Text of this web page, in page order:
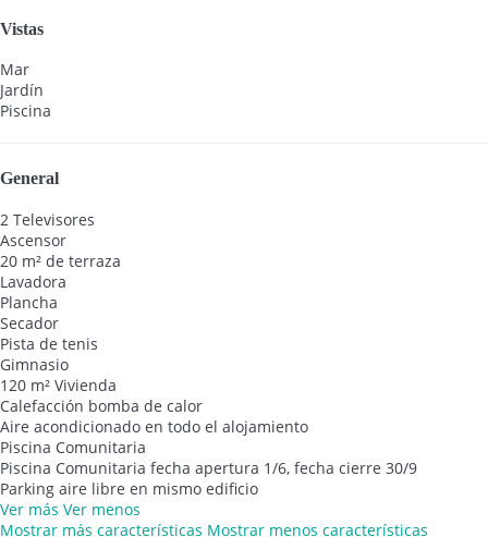
Vistas
Mar
Jardín
Piscina
General
2 Televisores
Ascensor
20 m² de terraza
Lavadora
Plancha
Secador
Pista de tenis
Gimnasio
120 m² Vivienda
Calefacción bomba de calor
Aire acondicionado en todo el alojamiento
Piscina Comunitaria
Piscina Comunitaria fecha apertura 1/6, fecha cierre 30/9
Parking aire libre en mismo edificio
Ver más Ver menos
Mostrar más características Mostrar menos características